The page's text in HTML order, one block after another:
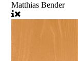
Matthias Bender